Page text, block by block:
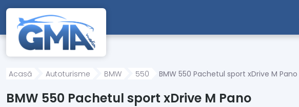
Mergi direct la conținutul principal
Acasă Autoturisme BMW 550 BMW 550 Pachetul sport xDrive M Pano
BMW 550 Pachetul sport xDrive M Pano